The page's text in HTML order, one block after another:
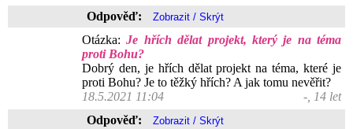
Odpověď:
Otázka:Je hřích dělat projekt, který je na téma
proti Bohu?
Dobrý den, je hřích dělat projekt na téma, které je
proti Bohu? Je to těžký hřích? A jak tomu nevěřit?
18.5.2021 11:04
-, 14 let
Odpověď: